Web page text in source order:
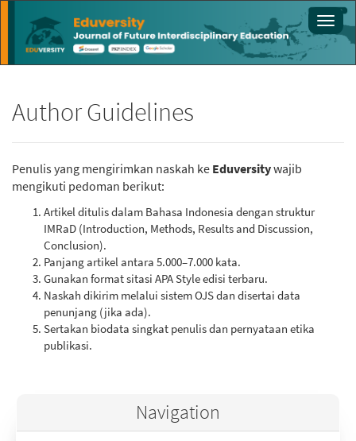
Navigation
Main
Content
Author Guidelines
Penulis yang mengirimkan naskah ke Eduversitywajib
mengikuti pedoman berikut:
Artikel ditulis dalam Bahasa Indonesia dengan struktur
IMRaD (Introduction, Methods, Results and Discussion,
Conclusion).
Panjang artikel antara 5.000–7.000 kata.
Gunakan format sitasi APA Style edisi terbaru.
Naskah dikirim melalui sistem OJS dan disertai data
penunjang (jika ada).
Sertakan biodata singkat penulis dan pernyataan etika
publikasi.
Navigation